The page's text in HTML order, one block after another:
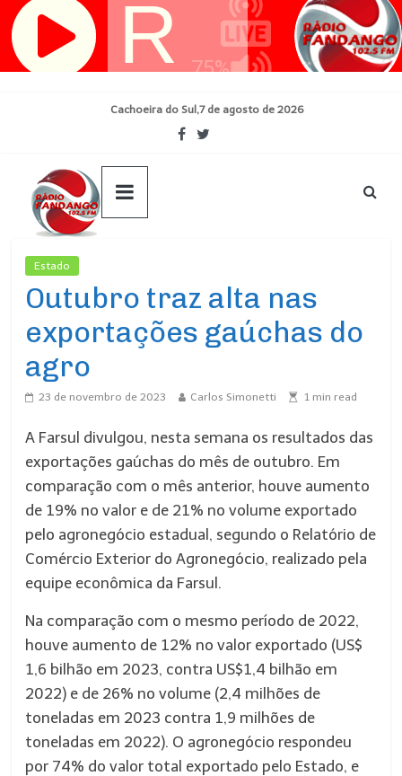
Pular
para
Cachoeira do Sul,7 de agosto de 2026
Estado
Outubro traz alta nas
exportações gaúchas do
agro
23 de novembro de 2023 Carlos Simonetti 1 min read
A Farsul divulgou, nesta semana os resultados das
exportações gaúchas do mês de outubro. Em
comparação com o mês anterior, houve aumento
de 19% no valor e de 21% no volume exportado
pelo agronegócio estadual, segundo o Relatório de
Comércio Exterior do Agronegócio, realizado pela
equipe econômica da Farsul.
Na comparação com o mesmo período de 2022,
houve aumento de 12% no valor exportado (US$
1,6 bilhão em 2023, contra US$1,4 bilhão em
2022) e de 26% no volume (2,4 milhões de
toneladas em 2023 contra 1,9 milhões de
toneladas em 2022). O agronegócio respondeu
por 74% do valor total exportado pelo Estado, e